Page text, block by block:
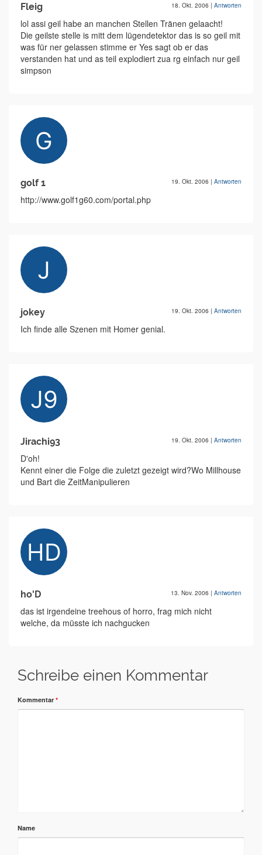
Fleig 18. Okt. 2006 | Antworten
lol assi geil habe an manchen Stellen Tränen gelaacht!
Die geilste stelle is mitt dem lügendetektor das is so geil mit
was für ner gelassen stimme er Yes sagt ob er das
verstanden hat und as teil explodiert zua rg einfach nur geil
simpson
golf 1 19. Okt. 2006 | Antworten
http://www.golf1g60.com/portal.php
jokey 19. Okt. 2006 | Antworten
Ich finde alle Szenen mit Homer genial.
Jirachi93 19. Okt. 2006 | Antworten
D'oh!
Kennt einer die Folge die zuletzt gezeigt wird?Wo Millhouse
und Bart die ZeitManipulieren
ho'D 13. Nov. 2006 | Antworten
das ist irgendeine treehous of horro, frag mich nicht
welche, da müsste ich nachgucken
Schreibe einen Kommentar
Kommentar *
Name